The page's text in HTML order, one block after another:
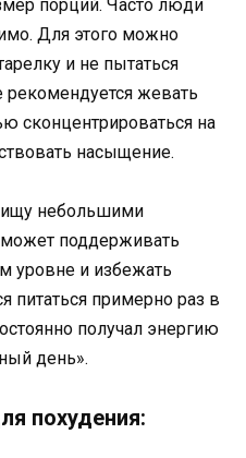
порций. Часто люди
Для этого можно
и не пытаться
жевать
сконцентрироваться на
насыщение.
небольшими
поддерживать
уровне и избежать
питаться примерно раз в
получал энергию
день».
похудения: